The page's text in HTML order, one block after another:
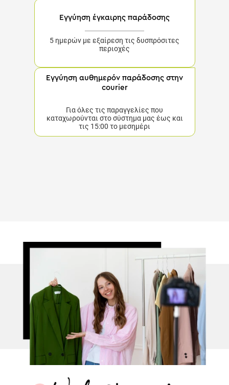
Εγγύηση έγκαιρης παράδοσης
5 ημερών με εξαίρεση τις δυσπρόσιτες περιοχές
Εγγύηση αυθημερόν παράδοσης στην
courier
Για όλες τις παραγγελίες που καταχωρούνται στο
σύστημα μας έως και τις 15:00 το μεσημέρι